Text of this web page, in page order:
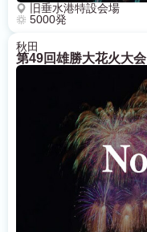
旧垂水港特設会場
5000発
秋田
第49回雄勝大花火大会